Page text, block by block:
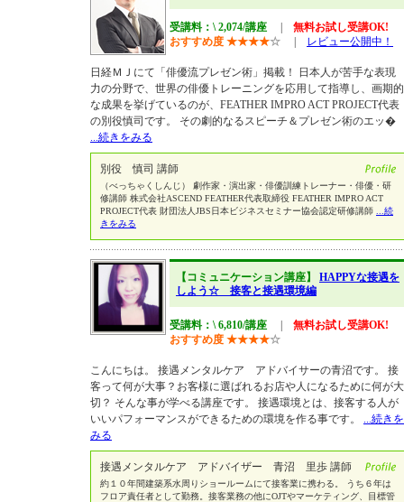
受講料：\ 2,074/講座
無料お試し受講OK!
おすすめ度 ★★★★☆ レビュー公開中！
日経ＭＪにて「俳優流プレゼン術」掲載！ 日本人が苦手な表現
力の分野で、世界の俳優トレーニングを応用して指導し、画期的
な成果を挙げているのが、FEATHER IMPRO ACT PROJECT代表
の別役慎司です。 その劇的なるスピーチ＆プレゼン術のエッ�
...続きをみる
別役 慎司 講師
（べっちゃくしんじ） 劇作家・演出家・俳優訓練トレーナー・俳優・研
修講師 株式会社ASCEND FEATHER代表取締役 FEATHER IMPRO ACT
PROJECT代表 財団法人JBS日本ビジネスセミナー協会認定研修講師
...続
きをみる
【コミュニケーション講座】 HAPPYな接遇を
しよう☆ 接客と接遇環境編
受講料：\ 6,810/講座
無料お試し受講OK!
おすすめ度 ★★★★☆
こんにちは。 接遇メンタルケア アドバイサーの青沼です。 接
客って何が大事？お客様に選ばれるお店や人になるために何が大
切？ そんな事が学べる講座です。 接遇環境とは、接客する人が
いいパフォーマンスができるための環境を作る事です。 ...続きを
みる
接遇メンタルケア アドバイザー 青沼 里歩 講師
約１０年間建築系水周りショールームにて接客業に携わる。 うち６年は
フロア責任者として勤務。接客業務の他にOJTやマーケティング、目標管